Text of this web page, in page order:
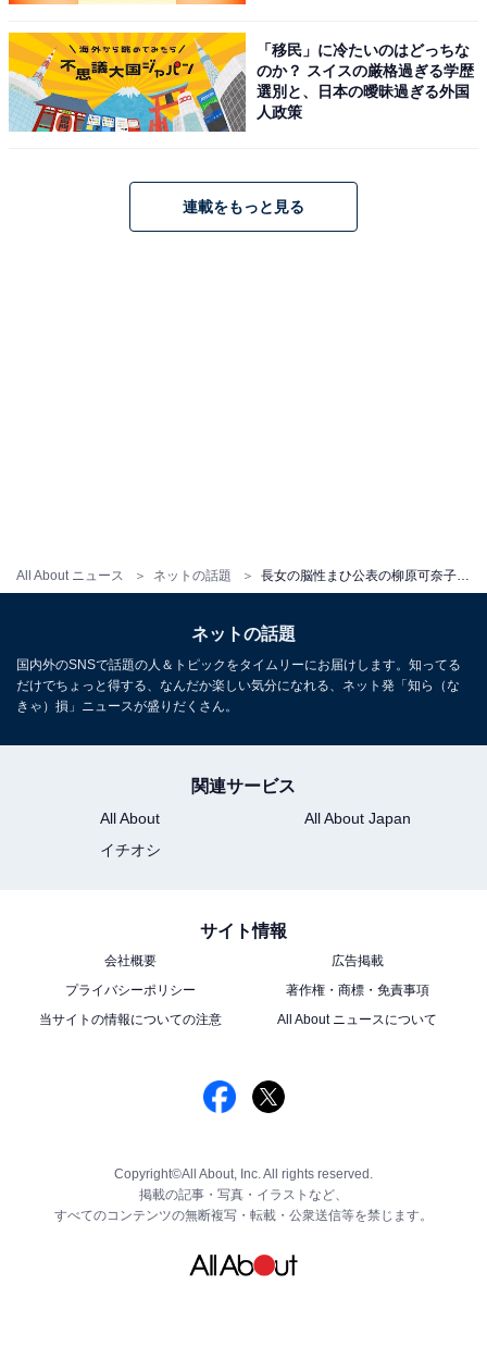
All About ニュース ネットの話題
「移民」に冷たいのはどっちな
のか？ スイスの厳格過ぎる学歴
選別と、日本の曖昧過ぎる外国
人政策
連載をもっと見る
ネットの話題
国内外のSNSで話題の人＆トピックをタイムリーにお届けします。知ってる
だけでちょっと得する、なんだか楽しい気分になれる、ネット発「知ら（な
きゃ）損」ニュースが盛りだくさん。
関連サービス
All About
All About Japan
イチオシ
サイト情報
会社概要
広告掲載
プライバシーポリシー
著作権・商標・免責事項
当サイトの情報についての注意
All About ニュースについて
Copyright©All About, Inc. All rights reserved.
掲載の記事・写真・イラストなど、
すべてのコンテンツの無断複写・転載・公衆送信等を禁じます。